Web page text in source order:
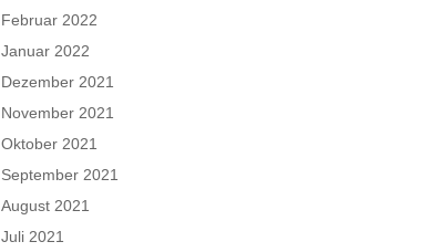
Februar 2022
Januar 2022
Dezember 2021
November 2021
Oktober 2021
September 2021
August 2021
Juli 2021